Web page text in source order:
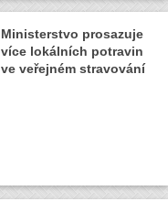
Ministerstvo prosazuje
více lokálních potravin
ve veřejném stravování